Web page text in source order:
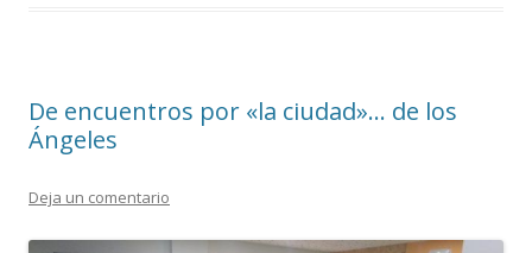
De encuentros por «la ciudad»… de los
Ángeles
Deja un comentario